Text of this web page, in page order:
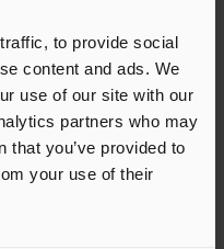
to provide social
content and ads. We
use of our site with our
partners who may
that you’ve provided to
your use of their